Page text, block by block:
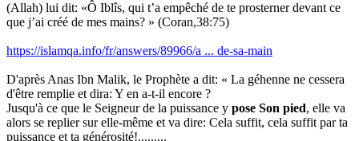
(Allah) lui dit: «Ô Iblîs, qui t’a empêché de te prosterner devant ce
que j’ai créé de mes mains? » (Coran,38:75)
https://islamqa.info/fr/answers/89966/a ... de-sa-main
D'après Anas Ibn Malik, le Prophète a dit: « La géhenne ne cessera
d'être remplie et dira: Y en a-t-il encore ?
Jusqu'à ce que le Seigneur de la puissance y pose Son pied, elle va
alors se replier sur elle-même et va dire: Cela suffit, cela suffit par ta
puissance et ta générosité!.........